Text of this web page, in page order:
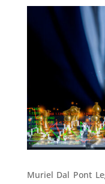
Muriel Dal Pont